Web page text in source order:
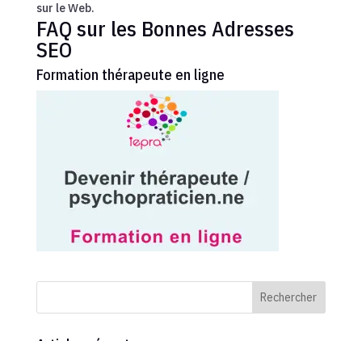
sur le Web.
FAQ sur les Bonnes Adresses
SEO
Formation thérapeute en ligne
Rechercher